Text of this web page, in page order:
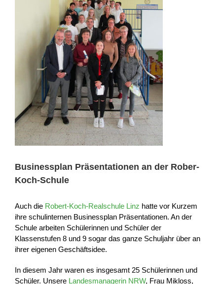
Businessplan Präsentationen an der Rober-
Koch-Schule
Auch die Robert-Koch-Realschule Linz hatte vor Kurzem
ihre schulinternen Businessplan Präsentationen. An der
Schule arbeiten Schülerinnen und Schüler der
Klassenstufen 8 und 9 sogar das ganze Schuljahr über an
ihrer eigenen Geschäftsidee.
In diesem Jahr waren es insgesamt 25 Schülerinnen und
Schüler. Unsere Landesmanagerin NRW, Frau Mikloss,